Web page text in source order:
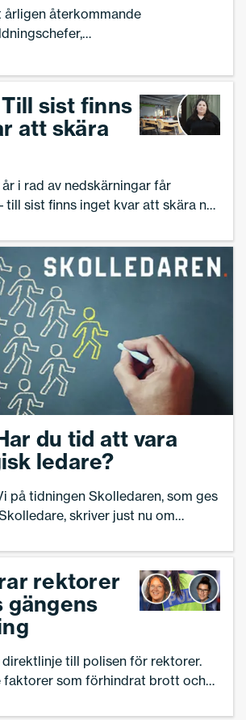
årligen återkommande
och
Det är en av de saker
i Jönköping
ett turbulent år.
sist finns
att skära
i rad av nedskärningar får
till sist finns inget kvar att skära ner
årliga nedskärningar och högre
Lindquist.
du tid att vara
ledare?
på tidningen Skolledaren, som ges
skriver just nu om
det. Vi vill därför ha med dina
skolledare. Svara gärna på vår
för att du tar dig tid!
rektorer
gängens
direktlinje till polisen för rektorer.
faktorer som förhindrat brott och